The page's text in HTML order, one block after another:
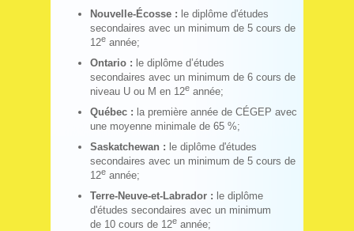
Nouvelle-Écosse : le diplôme d'études
secondaires avec un minimum de 5 cours de
12e année;
Ontario : le diplôme d’études
secondaires avec un minimum de 6 cours de
niveau U ou M en 12e année;
Québec : la première année de CÉGEP avec
une moyenne minimale de 65 %;
Saskatchewan : le diplôme d'études
secondaires avec un minimum de 5 cours de
12e année;
Terre-Neuve-et-Labrador : le diplôme
d'études secondaires avec un minimum
de 10 cours de 12e année;